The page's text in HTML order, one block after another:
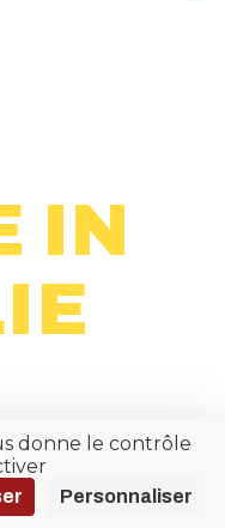
donne le contrôle
Personnaliser
IN